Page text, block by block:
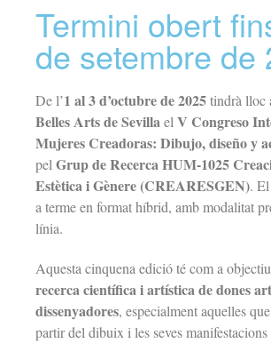
Termini obert
de setembre de
De l’1 al 3 d’octubre de 2025tindrà lloc
Belles Arts de SevillaelV Congreso
Mujeres Creadoras: Dibujo, diseño y
pelGrup de Recerca HUM-1025
Estètica i Gènere (CREARESGEN).
a terme en format híbrid, amb modalitat
línia.
Aquesta cinquena edició té com a objectiu
recerca científica i artística de dones
dissenyadores, especialment aquelles
partir del dibuix i les seves